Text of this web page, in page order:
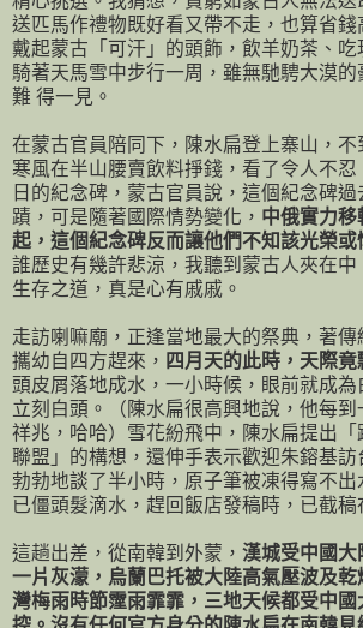
送匹馬作禮物既好看又帶不走，也算省錢
戴起蒙古「可汗」的頭飾，飲羊奶茶、吃
騎著天馬雪中步行一周，雖無馳騁大漠
難 得一見。
在蒙古官員陪同下，陳水扁登上寨山，不
寒風在半山腰賣飲料掙錢，看了令人不
日的紀念碑，蒙古官員說，這個紀念碑
蹟，可是隨著國際情勢變化， 中俄實力移
起，這個紀念碑反而讓他們不知該光榮或
誰歷史有幾許悲涼，我聽到蒙古人夾在中
生存之道，真是心有戚戚。
走訪喇嘛廟，正逢當地最大的祭典，著
攜幼自四方趕來， 四月天的此時，天際竟
頭皮屑落地成水，一小時候，眼前就成
立刻白頭。（陳水扁很高興地說，他每
祥兆，哈哈）雪花紛飛中，陳水扁提出「
聯盟」的構想，還伸手表示歡迎朱鎔基訪
勃勃地談了半小時，原子筆被凍得寫不
已僵頭髮滴水，趕回飯店發稿時，已截稿
這趟出差，從南韓到外蒙， 漢城受中國大
一片灰濛，烏蘭巴托被大陸高氣壓波及乾
灣梅雨時節霪雨霏霏，三地天候都受中